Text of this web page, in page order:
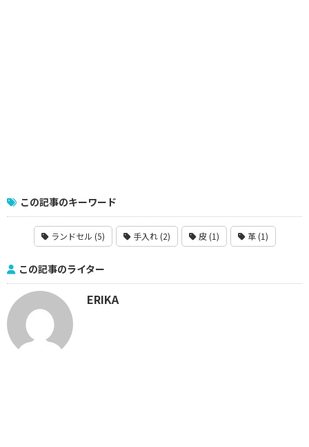
この記事のキーワード
ランドセル (5) 手入れ (2) 皮 (1) 革 (1)
この記事のライター
ERIKA